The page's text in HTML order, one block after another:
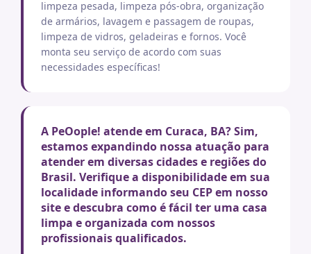
limpeza pesada, limpeza pós-obra, organização
de armários, lavagem e passagem de roupas,
limpeza de vidros, geladeiras e fornos. Você
monta seu serviço de acordo com suas
necessidades específicas!
A PeOople! atende em Curaca, BA? Sim,
estamos expandindo nossa atuação para
atender em diversas cidades e regiões do
Brasil. Verifique a disponibilidade em sua
localidade informando seu CEP em nosso
site e descubra como é fácil ter uma casa
limpa e organizada com nossos
profissionais qualificados.